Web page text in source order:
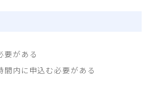
要がある
間内に申込む必要がある